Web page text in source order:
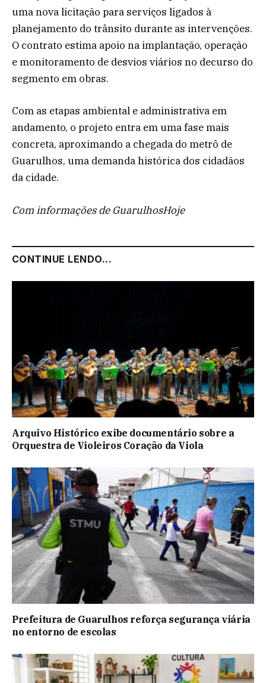
uma nova licitação para serviços ligados à
planejamento do trânsito durante as intervenções.
O contrato estima apoio na implantação, operação
e monitoramento de desvios viários no decurso do
segmento em obras.
Com as etapas ambiental e administrativa em
andamento, o projeto entra em uma fase mais
concreta, aproximando a chegada do metrô de
Guarulhos, uma demanda histórica dos cidadãos
da cidade.
Com informações de GuarulhosHoje
CONTINUE LENDO...
Arquivo Histórico exibe documentário sobre a
Orquestra de Violeiros Coração da Viola
Prefeitura de Guarulhos reforça segurança viária
no entorno de escolas